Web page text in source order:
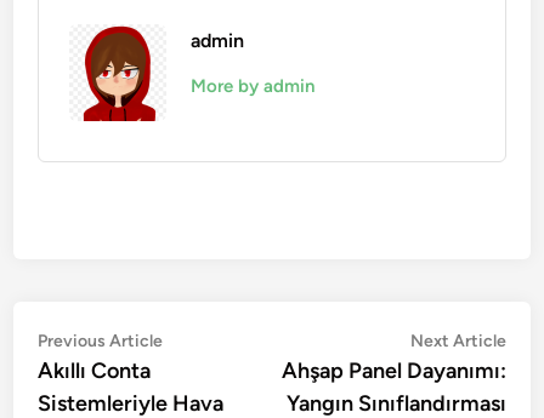
admin
More by admin
Yazı
gezinmesi
Previous ArticlePrevious
Akıllı Conta
Sistemleriyle Hava
Next Article
Ahşap Panel Dayanımı:
Yangın Sınıflandırması